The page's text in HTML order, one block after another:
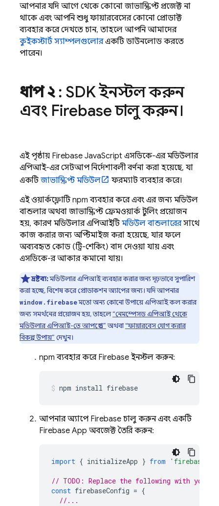
আপনার যদি আগে থেকে কোনো জাভাস্ক্রিপ্ট প্রজেক্ট না
থাকে এবং আপনি শুধু ফায়ারবেসের কোনো প্রোডাক্ট
ব্যবহার করে দেখতে চান, তাহলে আপনি আমাদের
কুইকস্টার্ট স্যাম্পলগুলোরএকটি ডাউনলোড করতে
পারেন।
ধাপ ২: SDK ইনস্টল করুন
এবং Firebase চালু করুন।
এই পৃষ্ঠায় Firebase JavaScript এসডিকে-এর মডিউলার
এপিআই-এর সেটআপ নির্দেশাবলী বর্ণনা করা হয়েছে, যা
একটিজাভাস্ক্রিপ্ট মডিউল
ফরম্যাট ব্যবহার করে।
এই ওয়ার্কফ্লোটি npm ব্যবহার করে এবং এর জন্য মডিউল
বান্ডলার অথবা জাভাস্ক্রিপ্ট ফ্রেমওয়ার্ক টুলিং প্রয়োজন
হয়, কারণ মডিউলার এপিআইটিমডিউল বান্ডলারেরসাথে
কাজ করার জন্য অপ্টিমাইজ করা হয়েছে, যার ফলে
অব্যবহৃত কোড (ট্রি-শেকিং) বাদ দেওয়া যায় এবং
এসডিকে-র আকার কমানো যায়।
দ্রষ্টব্য:মডিউলার এপিআই ব্যবহার করার জন্য দৃঢ়ভাবে সুপারিশ
করা হচ্ছে, বিশেষ করে প্রোডাকশন অ্যাপের জন্য। যদি আপনার
window.firebaseমতো অন্য কোনো উপায়ে এপিআই কল করার
জন্য সমর্থনের প্রয়োজন হয়, তাহলে“নেমস্পেসড এপিআই থেকে
মডিউলার এপিআই-তে আপগ্রেড”অথবা“ফায়ারবেস যোগ করার
বিকল্প উপায়” দেখুন।
npm ব্যবহার করে Firebase ইনস্টল করুন:
npm install firebase
আপনার অ্যাপে Firebase চালু করুন এবং একটি
Firebase App অবজেক্ট তৈরি করুন:
import { initializeApp } from 'firebase/
// TODO: Replace the following with your
const firebaseConfig = {
//...